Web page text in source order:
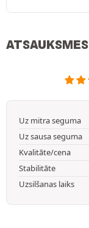
ATSAUKSMES
Uz mitra seguma
Uz sausa seguma
Kvalitāte/cena
Stabilitāte
Uzsilšanas laiks